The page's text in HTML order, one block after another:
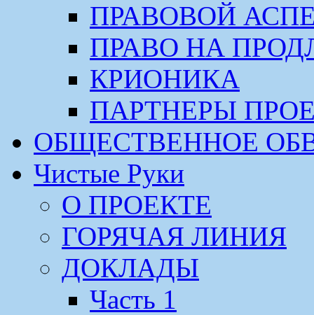
ПРАВОВОЙ
ПРАВО НА
КРИОНИКА
ПАРТНЕРЫ
ОБЩЕСТВЕННОЕ
Чистые Руки
О ПРОЕКТЕ
ГОРЯЧАЯ ЛИНИЯ
ДОКЛАДЫ
Часть 1